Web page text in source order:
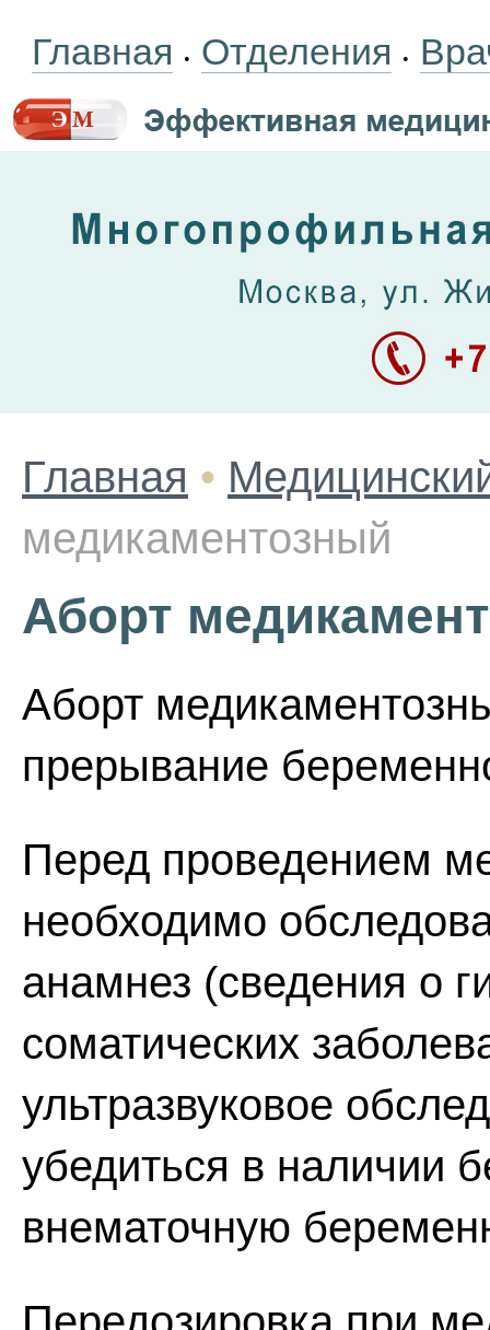
Главная • Отделения •
Главная •
медикаментозный
Аборт
Аборт
прерывание
Перед проведением
необходимо
анамнез (сведения о
соматических
ультразвуковое
убедиться в наличии
внематочную